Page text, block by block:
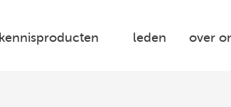
kennisproducten leden over